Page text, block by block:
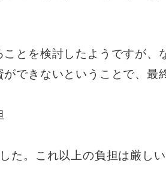
とを検討したようですが
できないということで、
た。これ以上の負担は厳し